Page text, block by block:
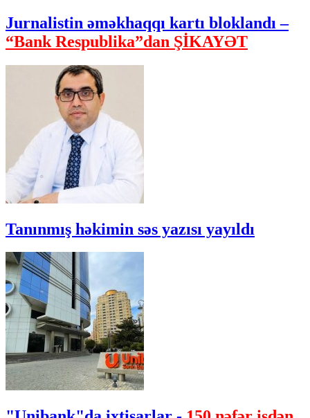
Jurnalistin əməkhaqqı kartı bloklandı –
“Bank Respublika”dan ŞİKAYƏT
Tanınmış həkimin səs yazısı yayıldı